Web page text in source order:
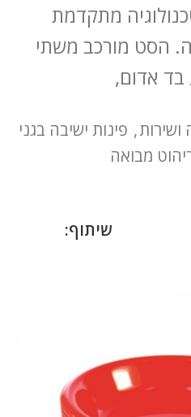
מתקדמת
הסט מורכב משתי
בד אדום,
, פינות ישיבה בגני
מבואה
שיתוף: